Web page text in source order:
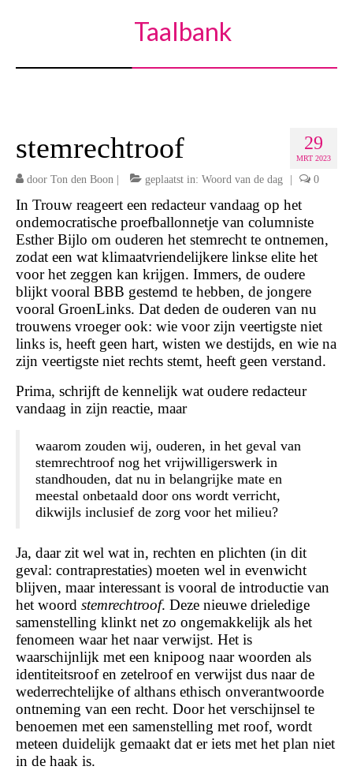
Taalbank
29
MRT 2023
stemrechtroof
door Ton den Boon geplaatst in: Woord van de dag 0
In Trouw reageert een redacteur vandaag op het
ondemocratische proefballonnetje van columniste
Esther Bijlo om ouderen het stemrecht te ontnemen,
zodat een wat klimaatvriendelijkere linkse elite het
voor het zeggen kan krijgen. Immers, de oudere
blijkt vooral BBB gestemd te hebben, de jongere
vooral GroenLinks. Dat deden de ouderen van nu
trouwens vroeger ook: wie voor zijn veertigste niet
links is, heeft geen hart, wisten we destijds, en wie na
zijn veertigste niet rechts stemt, heeft geen verstand.
Prima, schrijft de kennelijk wat oudere redacteur
vandaag in zijn reactie, maar
waarom zouden wij, ouderen, in het geval van
stemrechtroof nog het vrijwilligerswerk in
standhouden, dat nu in belangrijke mate en
meestal onbetaald door ons wordt verricht,
dikwijls inclusief de zorg voor het milieu?
Ja, daar zit wel wat in, rechten en plichten (in dit
geval: contraprestaties) moeten wel in evenwicht
blijven, maar interessant is vooral de introductie van
het woord stemrechtroof. Deze nieuwe drieledige
samenstelling klinkt net zo ongemakkelijk als het
fenomeen waar het naar verwijst. Het is
waarschijnlijk met een knipoog naar woorden als
identiteitsroof en zetelroof en verwijst dus naar de
wederrechtelijke of althans ethisch onverantwoorde
ontneming van een recht. Door het verschijnsel te
benoemen met een samenstelling met roof, wordt
meteen duidelijk gemaakt dat er iets met het plan niet
in de haak is.